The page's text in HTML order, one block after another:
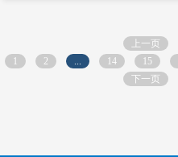
上一页
1
2 ... 14 15
下一页